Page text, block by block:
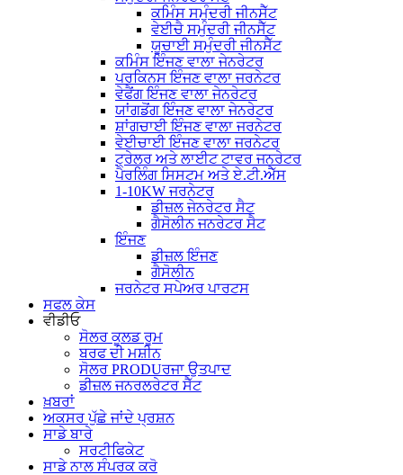
ਕਮਿੰਸ ਸਮੁੰਦਰੀ ਜੀਨਸੈੱਟ
ਵੇਈਚੈ ਸਮੁੰਦਰੀ ਜੀਨਸੈੱਟ
ਯੂਚਾਈ ਸਮੁੰਦਰੀ ਜੀਨਸੈੱਟ
ਕਮਿੰਸ ਇੰਜਣ ਵਾਲਾ ਜੇਨਰੇਟਰ
ਪਰਕਿਨਸ ਇੰਜਣ ਵਾਲਾ ਜਰਨੇਟਰ
ਵੇਫੈਂਗ ਇੰਜਣ ਵਾਲਾ ਜੇਨਰੇਟਰ
ਯਾਂਗਡੋਂਗ ਇੰਜਣ ਵਾਲਾ ਜੇਨਰੇਟਰ
ਸ਼ਾਂਗਚਾਈ ਇੰਜਣ ਵਾਲਾ ਜਰਨੇਟਰ
ਵੇਈਚਾਈ ਇੰਜਣ ਵਾਲਾ ਜਰਨੇਟਰ
ਟ੍ਰੇਲਰ ਅਤੇ ਲਾਈਟ ਟਾਵਰ ਜਨਰੇਟਰ
ਪੈਰਲਿੰਗ ਸਿਸਟਮ ਅਤੇ ਏ.ਟੀ.ਐੱਸ
1-10KW ਜਰਨੇਟਰ
ਡੀਜ਼ਲ ਜੇਨਰੇਟਰ ਸੈਟ
ਗੈਸੋਲੀਨ ਜਨਰੇਟਰ ਸੈਟ
ਇੰਜਣ
ਡੀਜ਼ਲ ਇੰਜਣ
ਗੈਸੋਲੀਨ
ਜਰਨੇਟਰ ਸਪੇਅਰ ਪਾਰਟਸ
ਸਫਲ ਕੇਸ
ਵੀਡੀਓ
ਸੋਲਰ ਕੂਲਡ ਰੂਮ
ਬਰਫ ਦੀ ਮਸ਼ੀਨ
ਸੋਲਰ PRODUਰਜਾ ਉਤਪਾਦ
ਡੀਜ਼ਲ ਜਨਰਲਰੇਟਰ ਸੈੱਟ
ਖ਼ਬਰਾਂ
ਅਕਸਰ ਪੁੱਛੇ ਜਾਂਦੇ ਪ੍ਰਸ਼ਨ
ਸਾਡੇ ਬਾਰੇ
ਸਰਟੀਫਿਕੇਟ
ਸਾਡੇ ਨਾਲ ਸੰਪਰਕ ਕਰੋ